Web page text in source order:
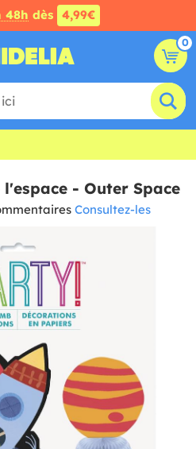
48h dès 4,99€
0
- Outer Space
Consultez-les